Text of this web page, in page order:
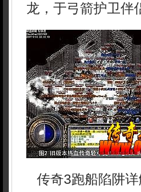
龙，于弓箭护卫
传奇3跑船陷阱